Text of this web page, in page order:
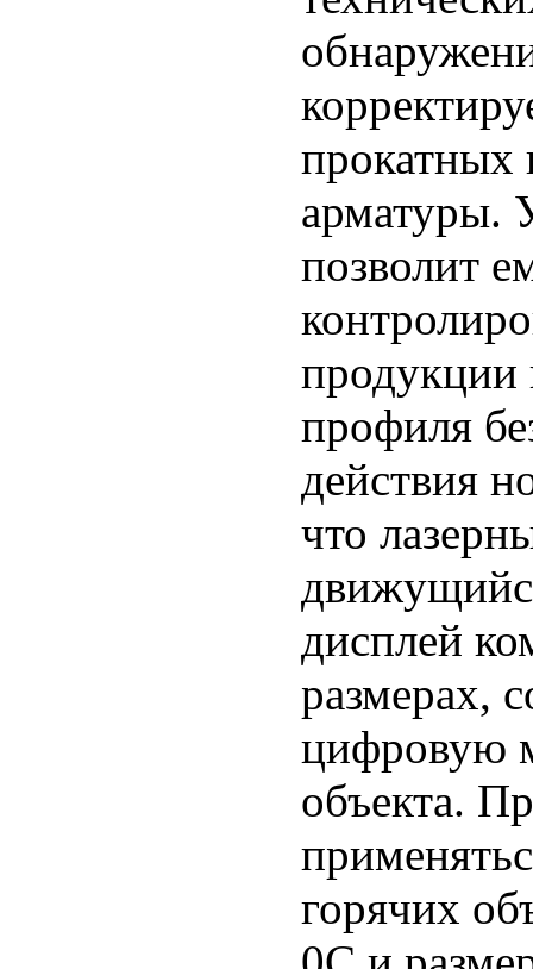
прокатных
арматуры.
позволит
продукции
профиля
действия
что
дисплей
размерах,
цифровую
объекта.
горячих